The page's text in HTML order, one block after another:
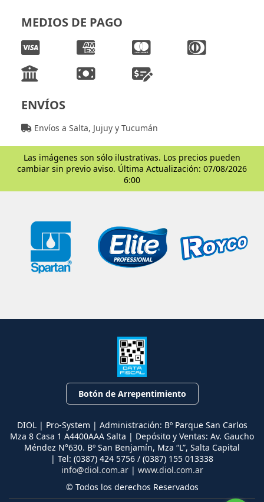
MEDIOS DE PAGO
ENVÍOS
Envíos a Salta, Jujuy y Tucumán
Las imágenes son sólo ilustrativas. Los precios pueden
cambiar sin previo aviso. Última Actualización: 07/08/2026
6:00
Botón de Arrepentimiento
DIOL | Pro-System | Administración: Bº Parque San Carlos
Mza 8 Casa 1 A4400AAA Salta | Depósito y Ventas: Av. Gaucho
Méndez N°630. Bº San Benjamín, Mza “L”, Salta Capital
| Tel: (0387) 424 5756 / (0387) 155 013338
info@diol.com.ar| www.diol.com.ar
© Todos los derechos Reservados